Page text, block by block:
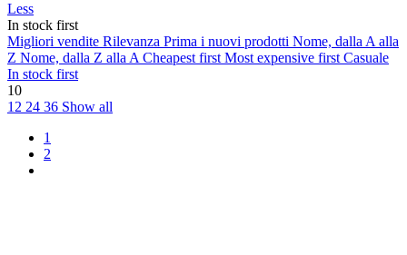
Less
In stock first
Migliori vendite Rilevanza Prima i nuovi prodotti Nome, dalla A alla
Z Nome, dalla Z alla ACheapest firstMost expensive firstCasuale
In stock first
10
12 24 36 Show all
1
2